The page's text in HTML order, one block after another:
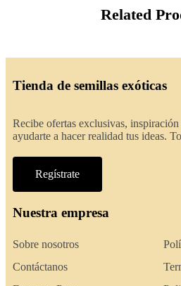
Related
Tienda de semillas exóticas
Recibe ofertas exclusivas,
ayudarte a hacer realidad tus ideas.
Regístrate
Nuestra empresa
Sobre nosotros
Contáctanos